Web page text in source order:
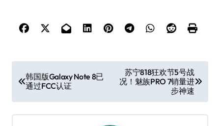
章
导
航
韩国版Galaxy Note 8已
通过FCC认证
苏宁818狂欢节5号战
况！魅族PRO 7销量进
步神速